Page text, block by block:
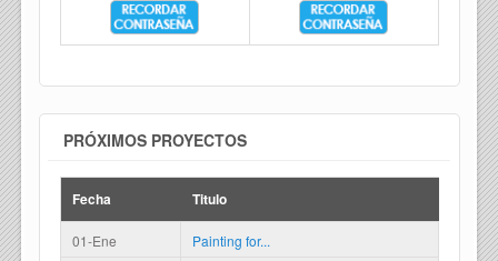
PRÓXIMOS PROYECTOS
Fecha Titulo
01-Ene
Painting for...